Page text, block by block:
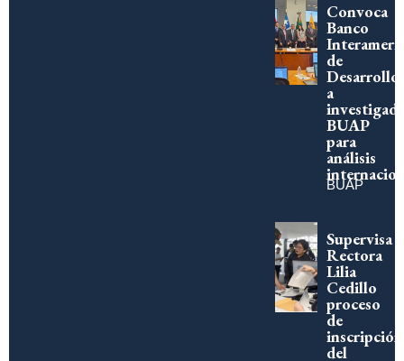
Convoca
Banco
de
Desarrollo
a
BUAP
para
análisis
BUAP
Supervisa
Rectora
Lilia
Cedillo
proceso
de
inscripción
del